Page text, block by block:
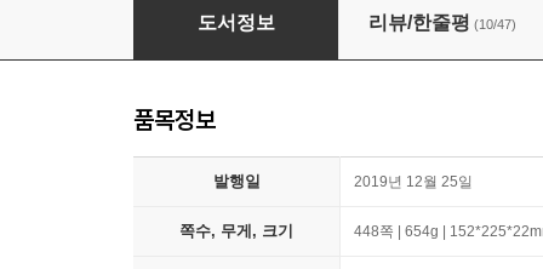
부자 되는 법을 가르쳐 드립니다
도서정보 리뷰/한줄평 (10/47)
품목정보
발행일 2019년 12월 25일
쪽수, 무게, 크기 448쪽 | 654g |